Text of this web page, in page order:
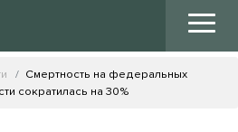
Смертность на федеральных
сократилась на 30%